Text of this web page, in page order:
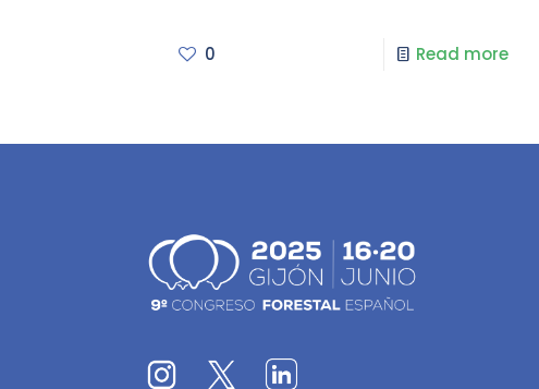
0 Read more